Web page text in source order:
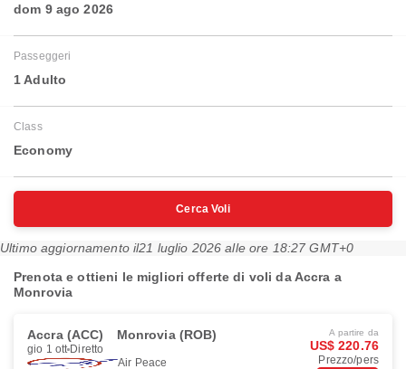
dom 9 ago 2026
Passeggeri
1 Adulto
Class
Economy
Cerca Voli
Ultimo aggiornamento il21 luglio 2026 alle ore 18:27 GMT+0
Prenota e ottieni le migliori offerte di voli da Accra a
Monrovia
Accra (ACC) Monrovia (ROB)
gio 1 ott Diretto
Air Peace
A partire da
US$ 220.76
Prezzo/pers